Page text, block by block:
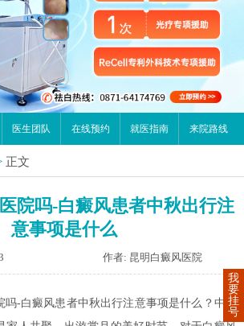
医生团队 在线预约 就医指南 来院路线
正文
院吗-白癜风患者中秋出行注
意事项是什么
作者: 昆明白癜风医院
-白癜风患者中秋出行注意事项是什么？中秋
我
要
挂
号